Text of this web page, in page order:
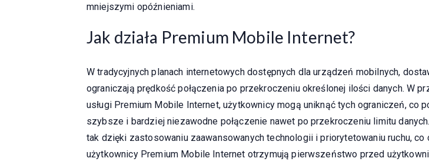
mniejszymi opóźnieniami.
Jak działa Premium Mobile Internet?
W tradycyjnych planach internetowych dostępnych dla urządzeń mobilnych,
ograniczają prędkość połączenia po przekroczeniu określonej ilości danych. W
usługi Premium Mobile Internet, użytkownicy mogą uniknąć tych ograniczeń, co
szybsze i bardziej niezawodne połączenie nawet po przekroczeniu limitu
tak dzięki zastosowaniu zaawansowanych technologii i priorytetowaniu ruchu, co
użytkownicy Premium Mobile Internet otrzymują pierwszeństwo przed